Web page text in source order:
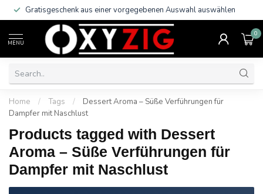
Gratisgeschenk aus einer vorgegebenen Auswahl auswählen
MENU
0
Home / Tags /
Dessert Aroma – Süße Verführungen für
Dampfer mit Naschlust
Products tagged with Dessert
Aroma – Süße Verführungen für
Dampfer mit Naschlust